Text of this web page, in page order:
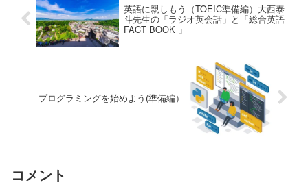
英語に親しもう（TOEIC準備編）大西泰
斗先生の「ラジオ英会話」と「総合英語
FACT BOOK 」
プログラミングを始めよう(準備編）
コメント